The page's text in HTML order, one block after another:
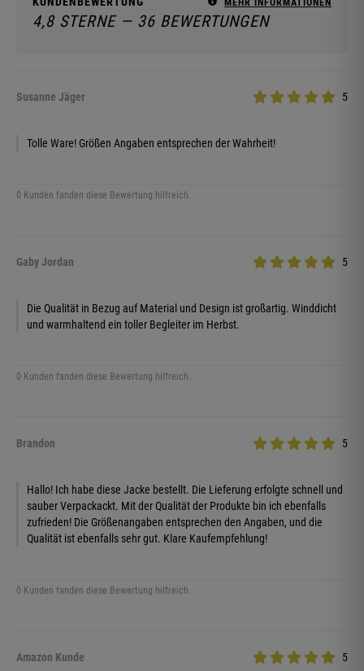
MEHR INFORMATIONEN
4,8 STERNE — 36 BEWERTUNGEN
Susanne Jäger 5
Tolle Ware! Größen Angaben entsprechen der Wahrheit!
0 Kunden fanden diese Bewertung hilfreich.
Gaby Jordan 5
Die Qualität in Bezug auf Material und Design ist großartig. Winddicht
und warmhaltend ein toller Begleiter im Herbst.
0 Kunden fanden diese Bewertung hilfreich.
Brandon 5
Hallo! Ich habe diese Jacke bestellt. Die Lieferung erfolgte schnell und
sauber Verpackackt. Mit der Qualität der Produkte bin ich ebenfalls
zufrieden! Die Größenangaben entsprechen den Angaben, und die
Qualität ist ebenfalls sehr gut. Klare Kaufempfehlung!
0 Kunden fanden diese Bewertung hilfreich.
Amazon Kunde 5